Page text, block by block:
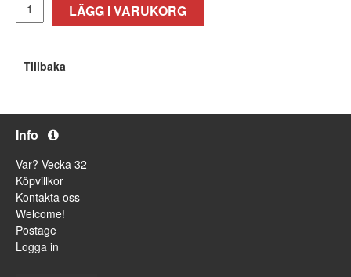
LÄGG I VARUKORG
Tillbaka
Info
Var? Vecka 32
Köpvillkor
Kontakta oss
Welcome!
Postage
Logga in